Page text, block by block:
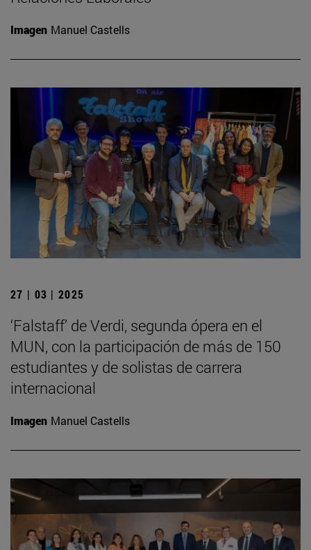
Imagen Manuel Castells
27 | 03 | 2025
‘Falstaff’ de Verdi, segunda ópera en el
MUN, con la participación de más de 150
estudiantes y de solistas de carrera
internacional
Imagen Manuel Castells